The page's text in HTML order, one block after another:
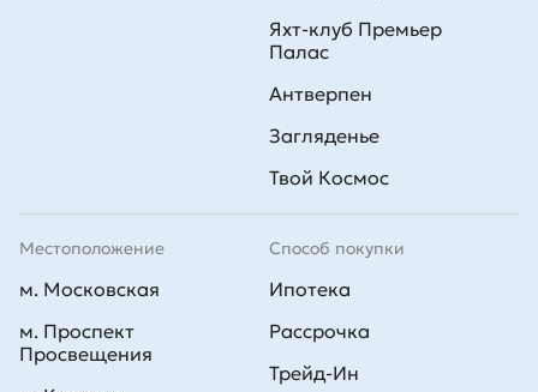
Способ покупки
Ипотека
Рассрочка
Трейд-Ин
Яхт-клуб Премьер
Палас
Антверпен
Загляденье
Твой Космос
Местоположение
м. Московская
м. Проспект
Просвещения